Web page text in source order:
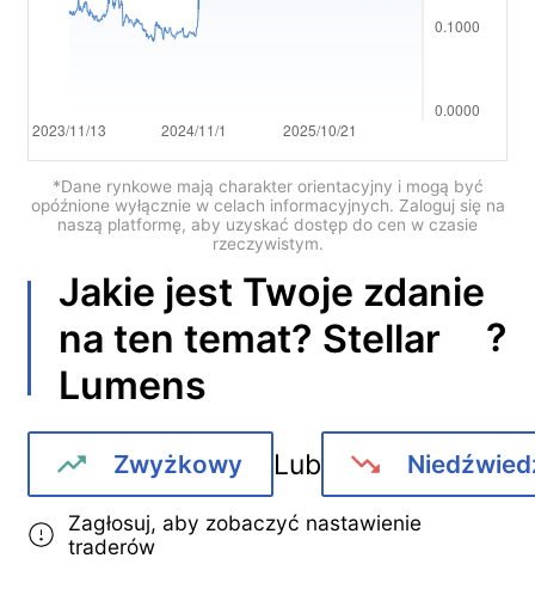
Português
Français
Nederlands
Italiano
Polski
*Dane rynkowe mają charakter orientacyjny i mogą być
opóźnione wyłącznie w celach informacyjnych. Zaloguj się na
naszą platformę, aby uzyskać dostęp do cen w czasie
rzeczywistym.
Jakie jest Twoje zdanie
na ten temat? Stellar
Lumens
?
Zwyżkowy Lub
Zagłosuj, aby zobaczyć nastawienie
traderów